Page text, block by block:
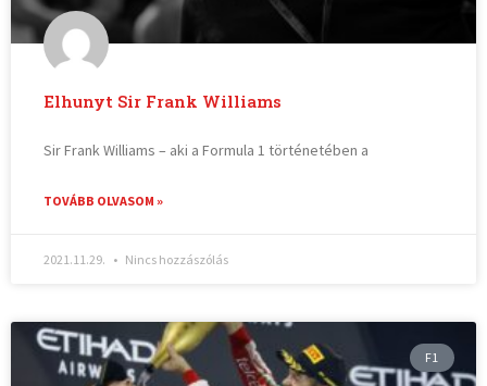
Elhunyt Sir Frank Williams
Sir Frank Williams – aki a Formula 1 történetében a
TOVÁBB OLVASOM »
2021.11.29. Nincs hozzászólás
F1